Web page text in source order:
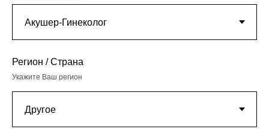
Регион / Страна
Укажите Ваш регион